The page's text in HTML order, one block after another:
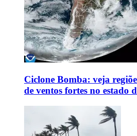
Ciclone Bomba: veja
de ventos fortes no estado